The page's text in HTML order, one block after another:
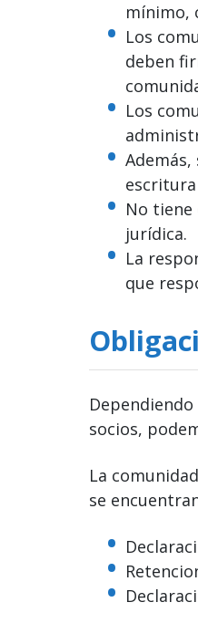
mínimo,
Los
deben
Los
No tiene
jurídica.
La
que
socios,
La
se